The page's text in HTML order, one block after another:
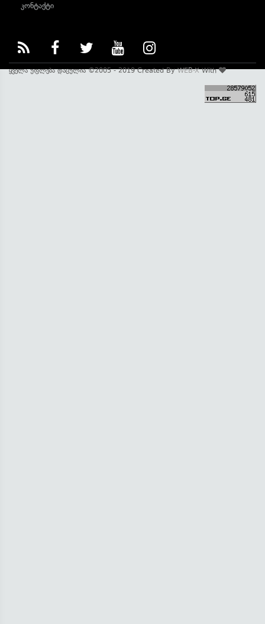
კონტაქტი
ყველა უფლება დაცულია ©2005 - 2019 Created ByWEB-XWith